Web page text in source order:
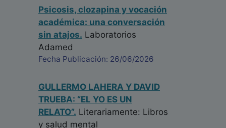
Psicosis, clozapina y vocación
académica: una conversación
sin atajos. Laboratorios
Adamed
Fecha Publicación: 26/06/2026
GULLERMO LAHERA Y DAVID
TRUEBA: “EL YO ES UN
RELATO”. Literariamente: Libros
y salud mental